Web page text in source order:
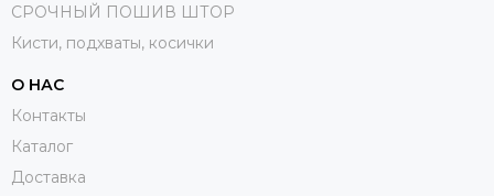
СРОЧНЫЙ ПОШИВ ШТОР
Кисти, подхваты, косички
О НАС
Контакты
Каталог
Доставка